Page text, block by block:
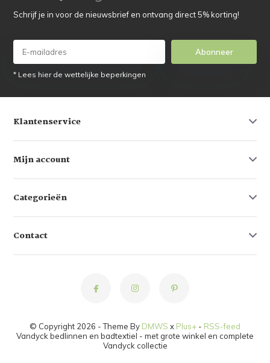
Schrijf je in voor de nieuwsbrief en ontvang direct 5% korting!
Abonneer
* Lees hier de wettelijke beperkingen
Klantenservice
Mijn account
Categorieën
Contact
© Copyright 2026 - Theme By DMWS x Plus+ - RSS-feed
Vandyck bedlinnen en badtextiel - met grote winkel en complete
Vandyck collectie